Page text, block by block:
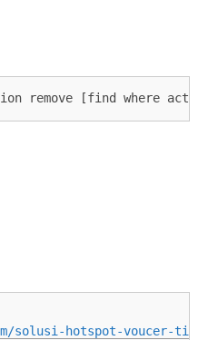
remove [find where
solusi-hotspot-voucer-